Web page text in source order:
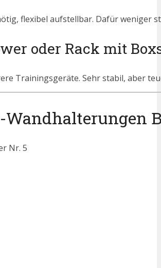
flexibel aufstellbar. Dafür weniger
oder Rack mit
Trainingsgeräte. Sehr stabil, aber
Wandhalterungen
Nr. 5